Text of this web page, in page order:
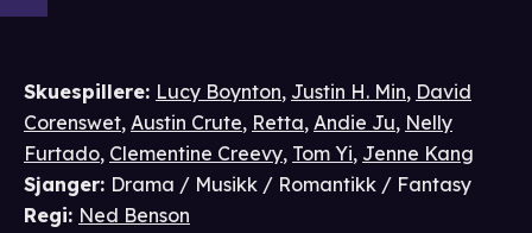
Skuespillere: Lucy Boynton, Justin H. Min, David
Corenswet, Austin Crute, Retta, Andie Ju, Nelly
Furtado, Clementine Creevy, Tom Yi, Jenne Kang
Sjanger: Drama / Musikk / Romantikk / Fantasy
Regi: Ned Benson